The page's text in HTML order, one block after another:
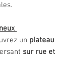
un plateau
sur rue et